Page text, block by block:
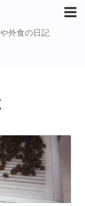
外食の日記